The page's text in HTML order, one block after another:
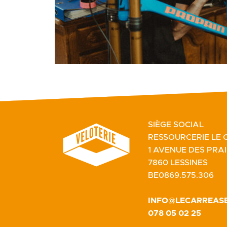
SIÈGE SOCIAL
RESSOURCERIE LE
1 AVENUE DES
7860 LESSINES
BE0869.575.306
078 05 02 25